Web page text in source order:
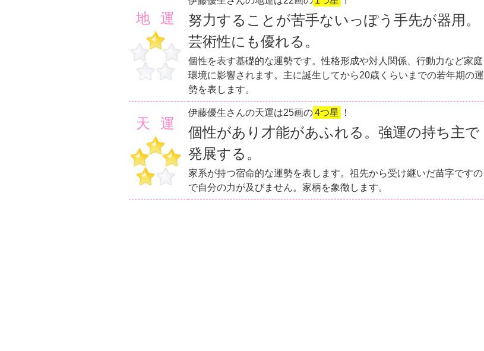
地運
努力することが苦手ないっぽう手先が器用。
芸術性にも優れる。
個性を表す基礎的な運勢です。性格形成や対人関係、行動力など家庭
環境に影響されます。主に誕生してから20歳くらいまでの若年期の運
勢を表します。
天運
伊藤優生さんの天運は25画の4つ星 ！
個性があり才能があふれる。強運の持ち主で
発展する。
家系が持つ宿命的な運勢を表します。祖先から受け継いだ苗字ですの
で自分の力が及びません。家柄を象徴します。